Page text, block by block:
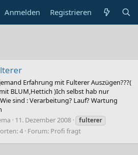
Anmelden Registrieren
Erfahrung mit Fulterer Auszügen???(
BLUM,Hettich )Ich selbst hab nur
sind : Verarbeitung? Lauf? Wartung
11. Dezember 2008
fulterer
4 Forum: Profi fragt